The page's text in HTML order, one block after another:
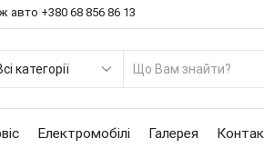
авто +380 68 856 86 13
Електромобілі Галерея